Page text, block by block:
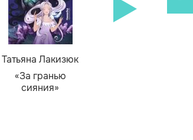
Татьяна Лакизюк
«За гранью
сияния»